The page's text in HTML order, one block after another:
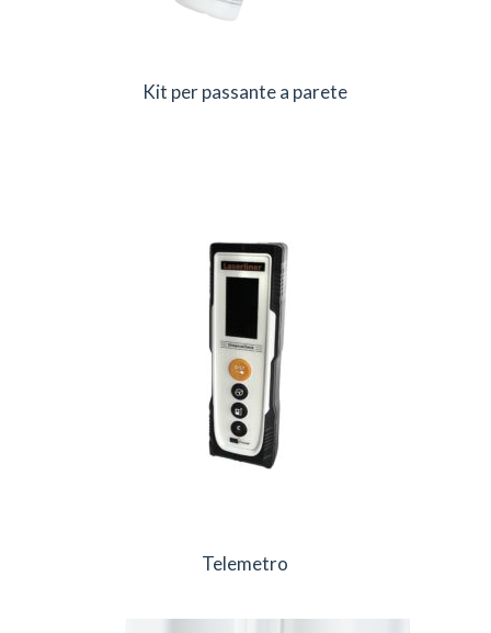
Kit per passante a parete
Telemetro